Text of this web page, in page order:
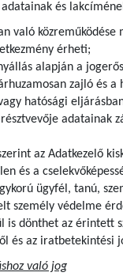
és
való közreműködése
érheti;
alapján a
zajló és
hatósági
adatainak
az Adatkezelő
és a
ügyfél, tanú,
személy védelme
is dönthet az érintett
és az iratbetekintési
való jog